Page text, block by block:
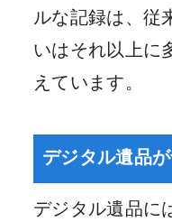
ルな記録は、従
いはそれ以上に
えています。
デジタル遺品
デジタル遺品に